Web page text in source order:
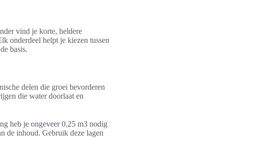
vind je korte, heldere
onderdeel helpt je kiezen tussen
basis.
delen die groei bevorderen
die water doorlaat en
heb je ongeveer 0,25 m3 nodig
de inhoud. Gebruik deze lagen